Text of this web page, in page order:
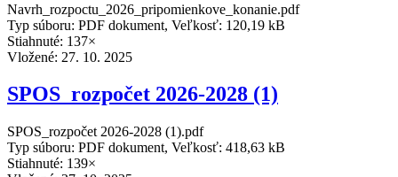
Navrh_rozpoctu_2026_pripomienkove_konanie.pdf
Typ súboru: PDF dokument, Veľkosť: 120,19 kB
Stiahnuté: 137×
Vložené: 27. 10. 2025
SPOS_rozpočet 2026-2028 (1)
SPOS_rozpočet 2026-2028 (1).pdf
Typ súboru: PDF dokument, Veľkosť: 418,63 kB
Stiahnuté: 139×